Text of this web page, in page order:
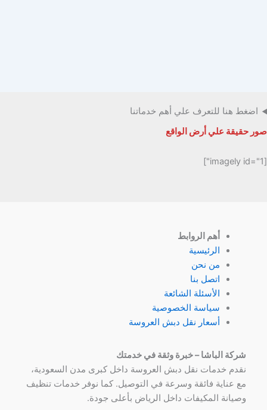
اضغط هنا للتعرف علي أهم خدماتنا
صور حقيقة علي أرض الواقع
[imagely id="1"]
أهم الروابط
الرئيسية
من نحن
اتصل بنا
الأسئلة الشائعة
سياسة الخصوصية
أسعار نقل دبش العروسة
شركة الباشا – خبرة وثقة في خدمتك
نقدم خدمات نقل دبش العروسة داخل كبرى مدن السعودية،
مع عناية فائقة وسرعة في التوصيل. كما نوفر خدمات تنظيف
وصيانة المكيفات داخل الرياض بأعلى جودة.